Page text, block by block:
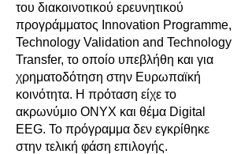
του διακοινοτικού ερευνητικού
προγράμματος Innovation Programme,
Technology Validation and Technology
Transfer, το οποίο υπεβλήθη και για
χρηματοδότηση στην Ευρωπαϊκή
κοινότητα. Η πρόταση είχε το
ακρωνύμιο ΟΝΥΧ και θέμα Digital
EEG. To πρόγραμμα δεν εγκρίθηκε
στην τελική φάση επιλογής.